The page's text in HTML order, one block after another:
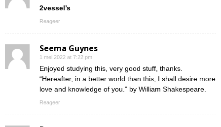
2vessel’s
Reageer
Seema Guynes
1 mei 2022 at 7:22 pm
Enjoyed studying this, very good stuff, thanks.
“Hereafter, in a better world than this, I shall desire more
love and knowledge of you.” by William Shakespeare.
Reageer